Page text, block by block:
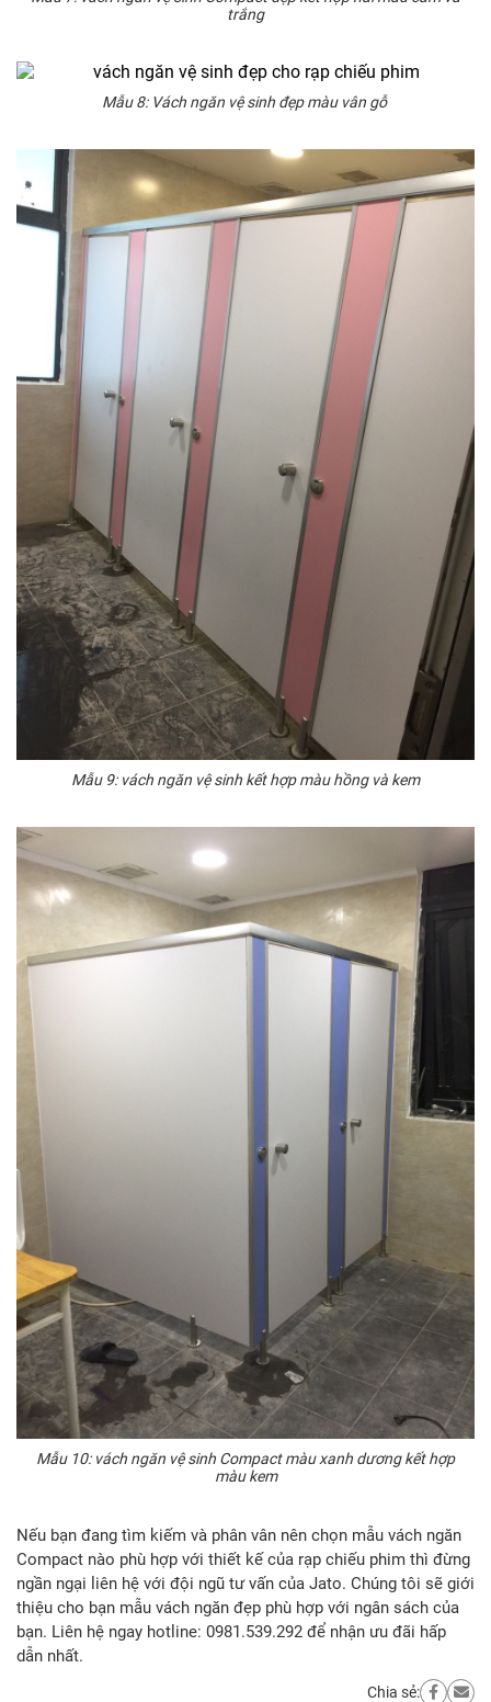
trắng
Mẫu 8: Vách ngăn vệ sinh đẹp màu vân gỗ
Mẫu 9: vách ngăn vệ sinh kết hợp màu hồng và kem
Mẫu 10: vách ngăn vệ sinh Compact màu xanh dương kết hợp
màu kem
Nếu bạn đang tìm kiếm và phân vân nên chọn mẫu vách ngăn
Compact nào phù hợp với thiết kế của rạp chiếu phim thì đừng
ngần ngại liên hệ với đội ngũ tư vấn của Jato. Chúng tôi sẽ giới
thiệu cho bạn mẫu vách ngăn đẹp phù hợp với ngân sách của
bạn. Liên hệ ngay hotline: 0981.539.292 để nhận ưu đãi hấp
dẫn nhất.
Chia sẻ: